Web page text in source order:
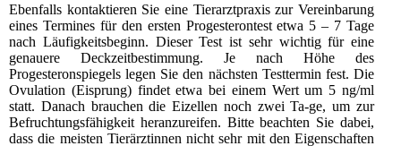
Ebenfalls kontaktieren Sie eine Tierarztpraxis zur Vereinbarung
eines Termines für den ersten Progesterontest etwa 5 – 7 Tage
nach Läufigkeitsbeginn. Dieser Test ist sehr wichtig für eine
genauere Deckzeitbestimmung. Je nach Höhe des
Progesteronspiegels legen Sie den nächsten Testtermin fest. Die
Ovulation (Eisprung) findet etwa bei einem Wert um 5 ng/ml
statt. Danach brauchen die Eizellen noch zwei Ta-ge, um zur
Befruchtungsfähigkeit heranzureifen. Bitte beachten Sie dabei,
dass die meisten Tierärztinnen nicht sehr mit den Eigenschaften